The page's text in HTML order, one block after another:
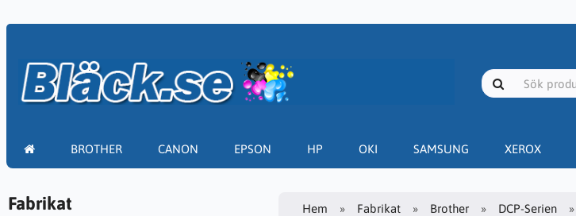
BROTHER CANON EPSON HP OKI SAMSUNG XEROX
Fabrikat Hem Fabrikat Brother DCP-Serien